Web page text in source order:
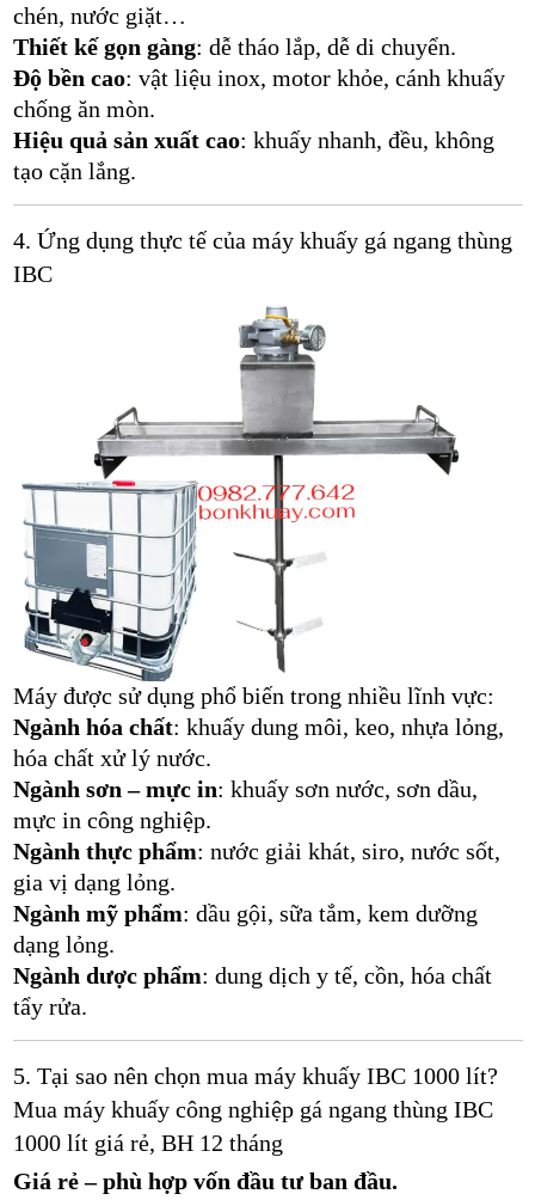
chén, nước giặt…
Thiết kế gọn gàng: dễ tháo lắp, dễ di chuyển.
Độ bền cao: vật liệu inox, motor khỏe, cánh khuấy
chống ăn mòn.
Hiệu quả sản xuất cao: khuấy nhanh, đều, không
tạo cặn lắng.
4. Ứng dụng thực tế của máy khuấy gá ngang thùng
IBC
Máy được sử dụng phổ biến trong nhiều lĩnh vực:
Ngành hóa chất: khuấy dung môi, keo, nhựa lỏng,
hóa chất xử lý nước.
Ngành sơn – mực in: khuấy sơn nước, sơn dầu,
mực in công nghiệp.
Ngành thực phẩm: nước giải khát, siro, nước sốt,
gia vị dạng lỏng.
Ngành mỹ phẩm: dầu gội, sữa tắm, kem dưỡng
dạng lỏng.
Ngành dược phẩm: dung dịch y tế, cồn, hóa chất
tẩy rửa.
5. Tại sao nên chọn mua máy khuấy IBC 1000 lít?
Mua máy khuấy công nghiệp gá ngang thùng IBC
1000 lít giá rẻ, BH 12 tháng
Giá rẻ – phù hợp vốn đầu tư ban đầu.